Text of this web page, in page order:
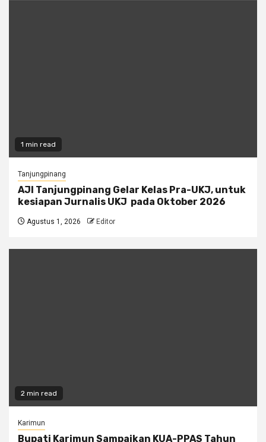
1 min read
Tanjungpinang
AJI Tanjungpinang Gelar Kelas Pra-UKJ, untuk
kesiapan Jurnalis UKJ pada Oktober 2026
Agustus 1, 2026 Editor
2 min read
Karimun
Bupati Karimun Sampaikan KUA-PPAS Tahun